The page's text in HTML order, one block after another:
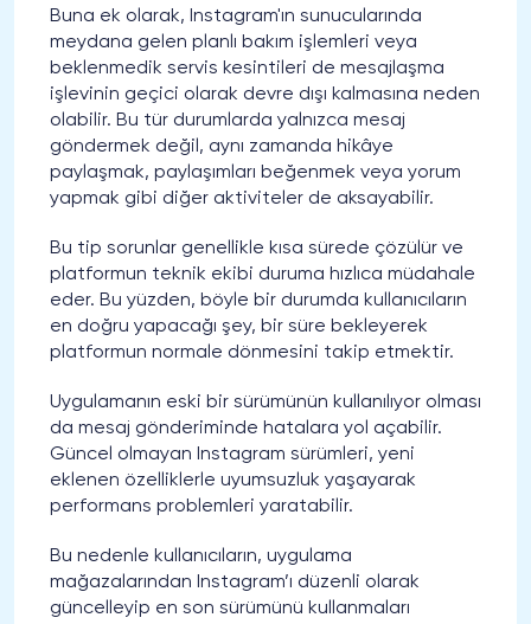
Buna ek olarak, Instagram'ın sunucularında
meydana gelen planlı bakım işlemleri veya
beklenmedik servis kesintileri de mesajlaşma
işlevinin geçici olarak devre dışı kalmasına neden
olabilir. Bu tür durumlarda yalnızca mesaj
göndermek değil, aynı zamanda hikâye
paylaşmak, paylaşımları beğenmek veya yorum
yapmak gibi diğer aktiviteler de aksayabilir.
Bu tip sorunlar genellikle kısa sürede çözülür ve
platformun teknik ekibi duruma hızlıca müdahale
eder. Bu yüzden, böyle bir durumda kullanıcıların
en doğru yapacağı şey, bir süre bekleyerek
platformun normale dönmesini takip etmektir.
Uygulamanın eski bir sürümünün kullanılıyor olması
da mesaj gönderiminde hatalara yol açabilir.
Güncel olmayan Instagram sürümleri, yeni
eklenen özelliklerle uyumsuzluk yaşayarak
performans problemleri yaratabilir.
Bu nedenle kullanıcıların, uygulama
mağazalarından Instagram’ı düzenli olarak
güncelleyip en son sürümünü kullanmaları